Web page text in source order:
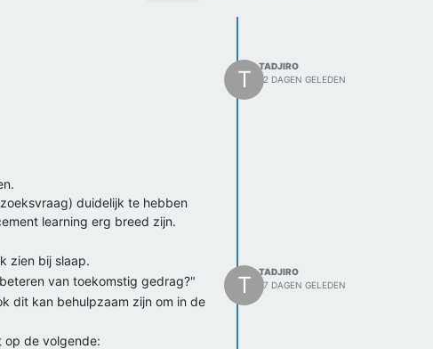
T
TADJIRO
12 DAGEN GELEDEN
duidelijk te hebben
learning erg breed zijn.
zien bij slaap.
van toekomstig gedrag?"
dit kan behulpzaam zijn om in de
op de volgende:
T
TADJIRO
17 DAGEN GELEDEN